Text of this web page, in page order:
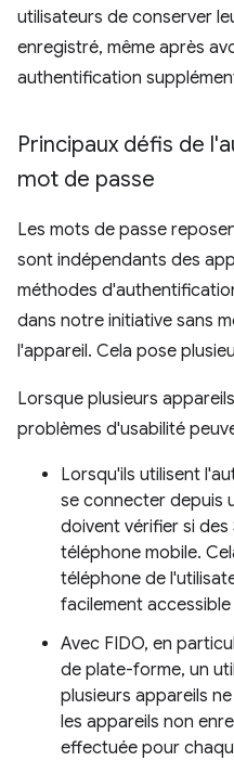
utilisateurs de conserver
enregistré, même après
authentification
Principaux défis de
mot de passe
Les mots de passe
sont indépendants des
méthodes
dans notre initiative sans
l'appareil. Cela pose
Lorsque plusieurs
problèmes d'usabilité
Lorsqu'ils utilisent
se connecter depuis
doivent vérifier si des
téléphone mobile.
téléphone de
facilement
Avec FIDO, en
de plate-forme, un
plusieurs appareils
les appareils non
effectuée pour